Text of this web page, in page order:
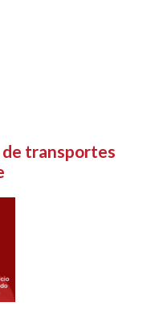
transportes